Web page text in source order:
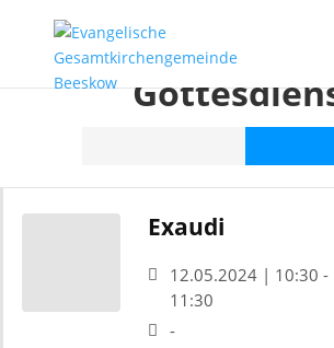
Exaudi
12.05.2024 | 10:30 -
11:30
-